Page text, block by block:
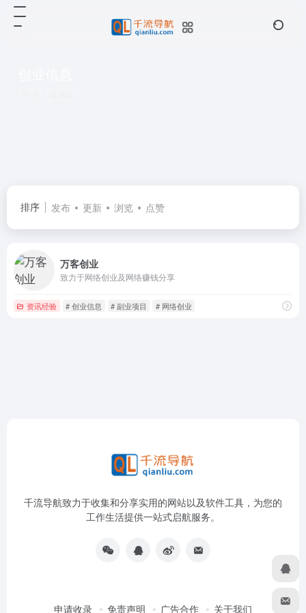
排序 发布 更新 浏览 点赞
万客创业
致力于网络创业及网络赚钱分享
资讯经验 # 创业信息 # 副业项目 # 网络创业
千流导航致力于收集和分享实用的网站以及软件工具，为您的
工作生活提供一站式启航服务。
申请收录 免责声明 广告合作 关于我们